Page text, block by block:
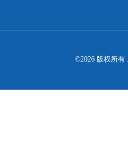
©2026 版权所有